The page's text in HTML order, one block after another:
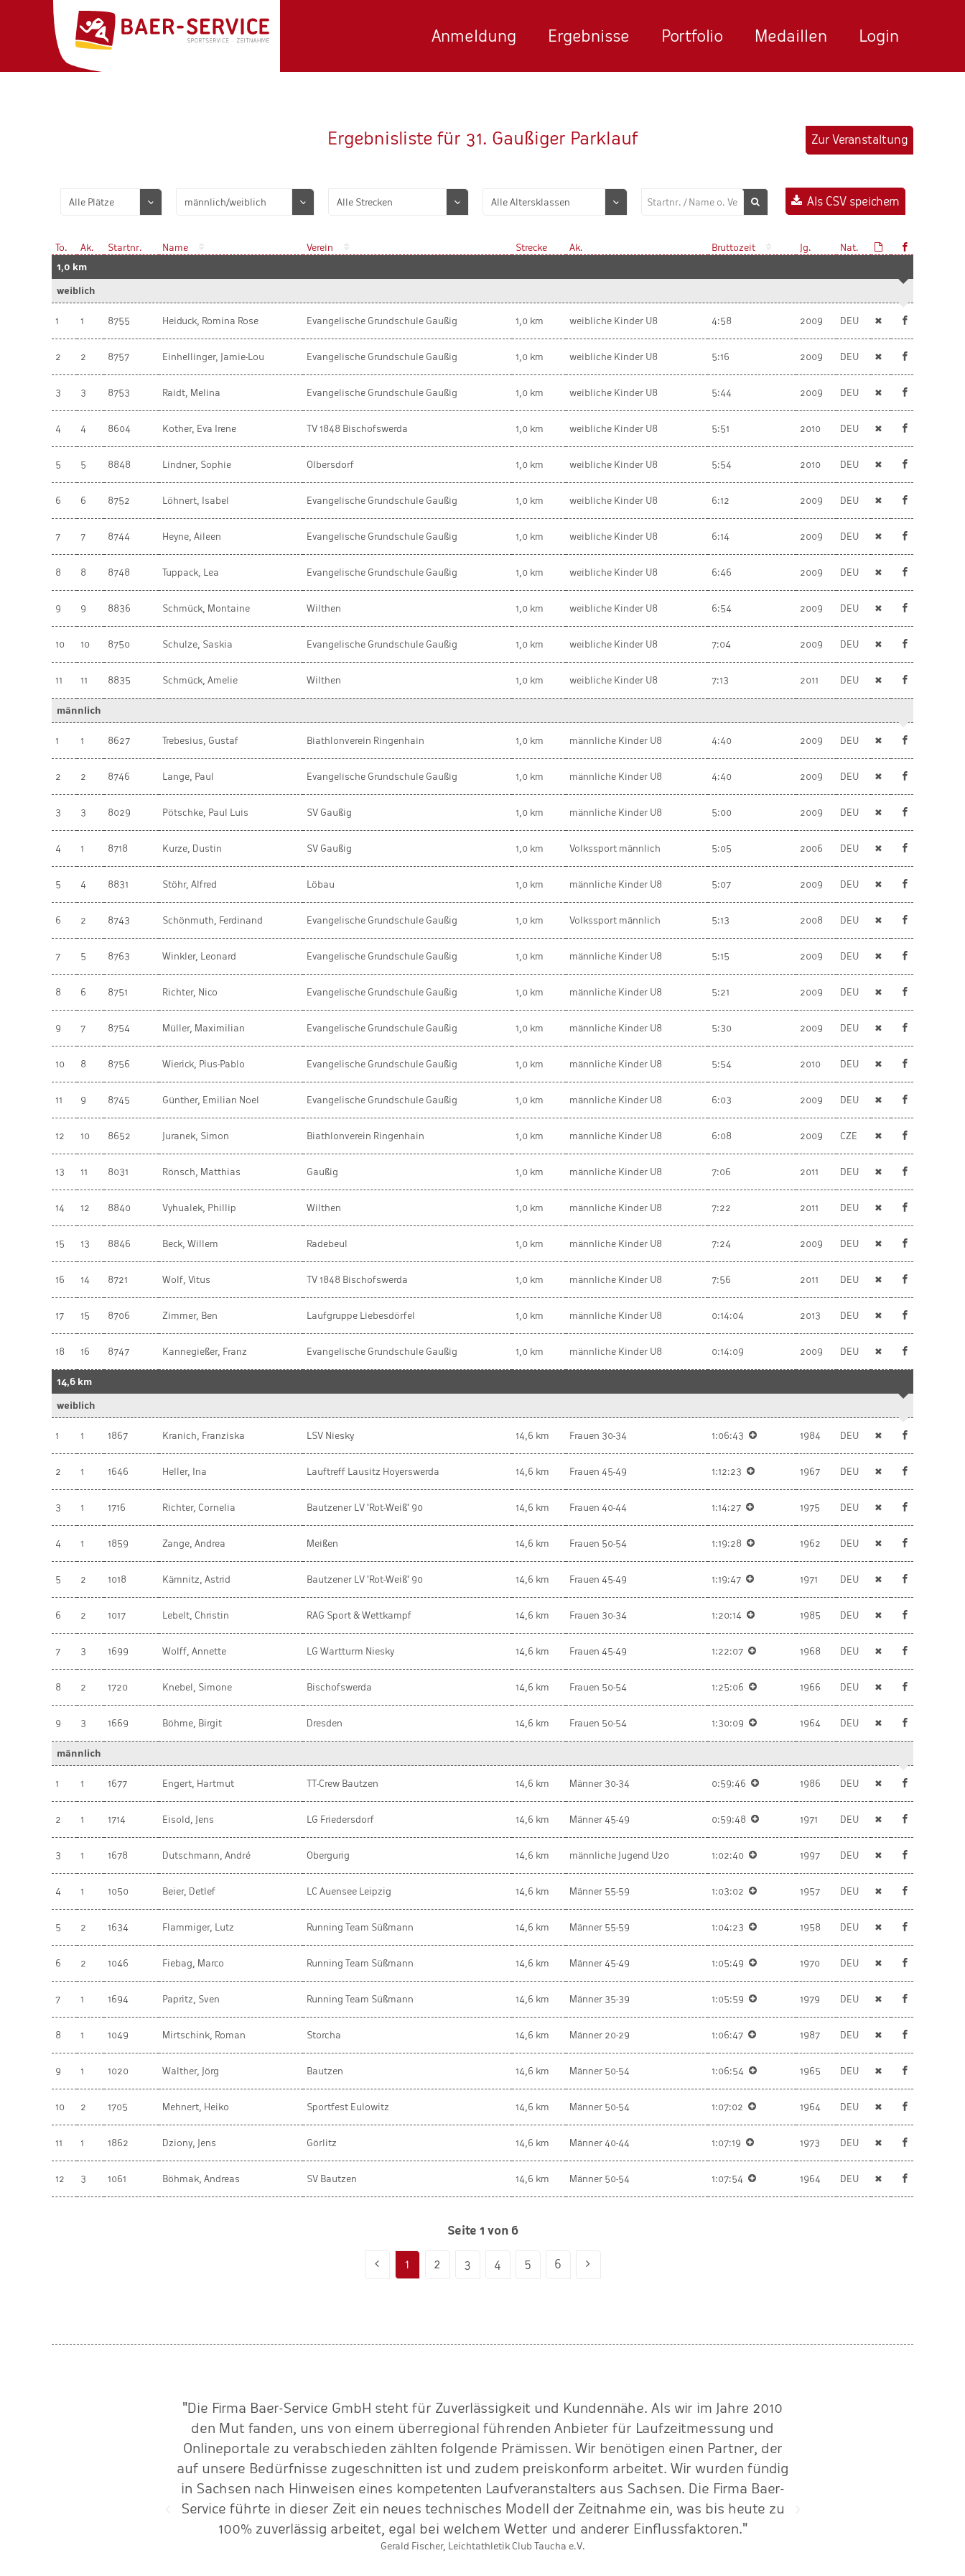
Anmeldung Ergebnisse Portfolio Medaillen Login
Ergebnisliste für 31. Gaußiger Parklauf Zur Veranstaltung
Als CSV speichern
To. Ak. Startnr. Name Verein Strecke Ak. Bruttozeit Jg.
Nat.
1,0 km
weiblich
1 1 8755 Heiduck, Romina Rose Evangelische Grundschule Gaußig 1,0 km weibliche Kinder U8 4:58 2009 DEU ✖
2 2 8757 Einhellinger, Jamie-Lou Evangelische Grundschule Gaußig 1,0 km weibliche Kinder U8 5:16 2009 DEU ✖
3 3 8753 Raidt, Melina Evangelische Grundschule Gaußig 1,0 km weibliche Kinder U8 5:44 2009 DEU ✖
4 4 8604 Kother, Eva Irene TV 1848 Bischofswerda 1,0 km weibliche Kinder U8 5:51 2010 DEU ✖
5 5 8848 Lindner, Sophie Olbersdorf 1,0 km weibliche Kinder U8 5:54 2010 DEU ✖
6 6 8752 Löhnert, Isabel Evangelische Grundschule Gaußig 1,0 km weibliche Kinder U8 6:12 2009 DEU ✖
7 7 8744 Heyne, Aileen Evangelische Grundschule Gaußig 1,0 km weibliche Kinder U8 6:14 2009 DEU ✖
8 8 8748 Tuppack, Lea Evangelische Grundschule Gaußig 1,0 km weibliche Kinder U8 6:46 2009 DEU ✖
9 9 8836 Schmück, Montaine Wilthen 1,0 km weibliche Kinder U8 6:54 2009 DEU ✖
10 10 8750 Schulze, Saskia Evangelische Grundschule Gaußig 1,0 km weibliche Kinder U8 7:04 2009 DEU ✖
11 11 8835 Schmück, Amelie Wilthen 1,0 km weibliche Kinder U8 7:13 2011 DEU ✖
männlich
1 1 8627 Trebesius, Gustaf Biathlonverein Ringenhain 1,0 km männliche Kinder U8 4:40 2009 DEU ✖
2 2 8746 Lange, Paul Evangelische Grundschule Gaußig 1,0 km männliche Kinder U8 4:40 2009 DEU ✖
3 3 8029 Pötschke, Paul Luis SV Gaußig 1,0 km männliche Kinder U8 5:00 2009 DEU ✖
4 1 8718 Kurze, Dustin SV Gaußig 1,0 km Volkssport männlich 5:05 2006 DEU ✖
5 4 8831 Stöhr, Alfred Löbau 1,0 km männliche Kinder U8 5:07 2009 DEU ✖
6 2 8743 Schönmuth, Ferdinand Evangelische Grundschule Gaußig 1,0 km Volkssport männlich 5:13 2008 DEU ✖
7 5 8763 Winkler, Leonard Evangelische Grundschule Gaußig 1,0 km männliche Kinder U8 5:15 2009 DEU ✖
8 6 8751 Richter, Nico Evangelische Grundschule Gaußig 1,0 km männliche Kinder U8 5:21 2009 DEU ✖
9 7 8754 Müller, Maximilian Evangelische Grundschule Gaußig 1,0 km männliche Kinder U8 5:30 2009 DEU ✖
10 8 8756 Wierick, Pius-Pablo Evangelische Grundschule Gaußig 1,0 km männliche Kinder U8 5:54 2010 DEU ✖
11 9 8745 Günther, Emilian Noel Evangelische Grundschule Gaußig 1,0 km männliche Kinder U8 6:03 2009 DEU ✖
12 10 8652 Juranek, Simon Biathlonverein Ringenhain 1,0 km männliche Kinder U8 6:08 2009 CZE ✖
13 11 8031 Rönsch, Matthias Gaußig 1,0 km männliche Kinder U8 7:06 2011 DEU ✖
14 12 8840 Vyhualek, Phillip Wilthen 1,0 km männliche Kinder U8 7:22 2011 DEU ✖
15 13 8846 Beck, Willem Radebeul 1,0 km männliche Kinder U8 7:24 2009 DEU ✖
16 14 8721 Wolf, Vitus TV 1848 Bischofswerda 1,0 km männliche Kinder U8 7:56 2011 DEU ✖
17 15 8706 Zimmer, Ben Laufgruppe Liebesdörfel 1,0 km männliche Kinder U8 0:14:04 2013 DEU ✖
18 16 8747 Kannegießer, Franz Evangelische Grundschule Gaußig 1,0 km männliche Kinder U8 0:14:09 2009 DEU ✖
14,6 km
weiblich
1 1 1867 Kranich, Franziska LSV Niesky 14,6 km Frauen 30-34 1:06:43 1984 DEU ✖
2 1 1646 Heller, Ina Lauftreff Lausitz Hoyerswerda 14,6 km Frauen 45-49 1:12:23 1967 DEU ✖
3 1 1716 Richter, Cornelia Bautzener LV 'Rot-Weiß' 90 14,6 km Frauen 40-44 1:14:27 1975 DEU ✖
4 1 1859 Zange, Andrea Meißen 14,6 km Frauen 50-54 1:19:28 1962 DEU ✖
5 2 1018 Kämnitz, Astrid Bautzener LV 'Rot-Weiß' 90 14,6 km Frauen 45-49 1:19:47 1971 DEU ✖
6 2 1017 Lebelt, Christin RAG Sport & Wettkampf 14,6 km Frauen 30-34 1:20:14 1985 DEU ✖
7 3 1699 Wolff, Annette LG Wartturm Niesky 14,6 km Frauen 45-49 1:22:07 1968 DEU ✖
8 2 1720 Knebel, Simone Bischofswerda 14,6 km Frauen 50-54 1:25:06 1966 DEU ✖
9 3 1669 Böhme, Birgit Dresden 14,6 km Frauen 50-54 1:30:09 1964 DEU ✖
männlich
1 1 1677 Engert, Hartmut TT-Crew Bautzen 14,6 km Männer 30-34 0:59:46 1986 DEU ✖
2 1 1714 Eisold, Jens LG Friedersdorf 14,6 km Männer 45-49 0:59:48 1971 DEU ✖
3 1 1678 Dutschmann, André Obergurig 14,6 km männliche Jugend U20 1:02:40 1997 DEU ✖
4 1 1050 Beier, Detlef LC Auensee Leipzig 14,6 km Männer 55-59 1:03:02 1957 DEU ✖
5 2 1634 Flammiger, Lutz Running Team Süßmann 14,6 km Männer 55-59 1:04:23 1958 DEU ✖
6 2 1046 Fiebag, Marco Running Team Süßmann 14,6 km Männer 45-49 1:05:49 1970 DEU ✖
7 1 1694 Papritz, Sven Running Team Süßmann 14,6 km Männer 35-39 1:05:59 1979 DEU ✖
8 1 1049 Mirtschink, Roman Storcha 14,6 km Männer 20-29 1:06:47 1987 DEU ✖
9 1 1020 Walther, Jörg Bautzen 14,6 km Männer 50-54 1:06:54 1965 DEU ✖
10 2 1705 Mehnert, Heiko Sportfest Eulowitz 14,6 km Männer 50-54 1:07:02 1964 DEU ✖
11 1 1862 Dziony, Jens Görlitz 14,6 km Männer 40-44 1:07:19 1973 DEU ✖
12 3 1061 Böhmak, Andreas SV Bautzen 14,6 km Männer 50-54 1:07:54 1964 DEU ✖
Seite 1 von 6
1 2 3 4 5 6
"Die Firma Baer-Service GmbH steht für Zuverlässigkeit und Kundennähe. Als wir im Jahre 2010
den Mut fanden, uns von einem überregional führenden Anbieter für Laufzeitmessung und
Onlineportale zu verabschieden zählten folgende Prämissen. Wir benötigen einen Partner, der
auf unsere Bedürfnisse zugeschnitten ist und zudem preiskonform arbeitet. Wir wurden fündig
in Sachsen nach Hinweisen eines kompetenten Laufveranstalters aus Sachsen. Die Firma Baer-
Service führte in dieser Zeit ein neues technisches Modell der Zeitnahme ein, was bis heute zu
100% zuverlässig arbeitet, egal bei welchem Wetter und anderer Einflussfaktoren."
Gerald Fischer, Leichtathletik Club Taucha e.V.